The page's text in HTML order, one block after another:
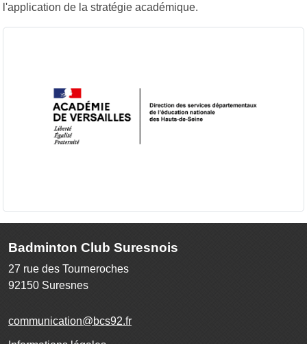
l'application de la stratégie académique.
Badminton Club Suresnois
27 rue des Tourneroches
92150 Suresnes
communication@bcs92.fr